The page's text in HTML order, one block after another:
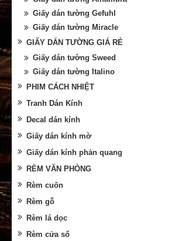
Giấy dán tường Gefuhl
Giấy dán tường Miracle
GIẤY DÁN TƯỜNG GIÁ RẺ
Giấy dán tường Sweed
Giấy dán tường Italino
PHIM CÁCH NHIỆT
Tranh Dán Kính
Decal dán kính
Giấy dán kính mờ
Giấy dán kính phản quang
RÈM VĂN PHÒNG
Rèm cuốn
Rèm gỗ
Rèm lá dọc
Rèm cửa sổ